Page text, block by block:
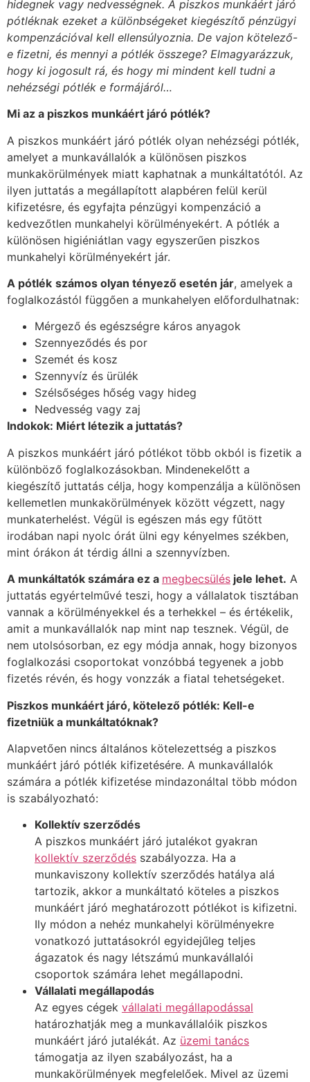
hidegnek vagy nedvességnek. A piszkos munkáért járó
pótléknak ezeket a különbségeket kiegészítő pénzügyi
kompenzációval kell ellensúlyoznia. De vajon kötelező-
e fizetni, és mennyi a pótlék összege? Elmagyarázzuk,
hogy ki jogosult rá, és hogy mi mindent kell tudni a
nehézségi pótlék e formájáról…
Mi az a piszkos munkáért járó pótlék?
A piszkos munkáért járó pótlék olyan nehézségi pótlék,
amelyet a munkavállalók a különösen piszkos
munkakörülmények miatt kaphatnak a munkáltatótól. Az
ilyen juttatás a megállapított alapbéren felül kerül
kifizetésre, és egyfajta pénzügyi kompenzáció a
kedvezőtlen munkahelyi körülményekért. A pótlék a
különösen higiéniátlan vagy egyszerűen piszkos
munkahelyi körülményekért jár.
A pótlék számos olyan tényező esetén jár, amelyek a
foglalkozástól függően a munkahelyen előfordulhatnak:
Mérgező és egészségre káros anyagok
Szennyeződés és por
Szemét és kosz
Szennyvíz és ürülék
Szélsőséges hőség vagy hideg
Nedvesség vagy zaj
Indokok: Miért létezik a juttatás?
A piszkos munkáért járó pótlékot több okból is fizetik a
különböző foglalkozásokban. Mindenekelőtt a
kiegészítő juttatás célja, hogy kompenzálja a különösen
kellemetlen munkakörülmények között végzett, nagy
munkaterhelést. Végül is egészen más egy fűtött
irodában napi nyolc órát ülni egy kényelmes székben,
mint órákon át térdig állni a szennyvízben.
A munkáltatók számára ez a megbecsülés jele lehet. A
juttatás egyértelművé teszi, hogy a vállalatok tisztában
vannak a körülményekkel és a terhekkel – és értékelik,
amit a munkavállalók nap mint nap tesznek. Végül, de
nem utolsósorban, ez egy módja annak, hogy bizonyos
foglalkozási csoportokat vonzóbbá tegyenek a jobb
fizetés révén, és hogy vonzzák a fiatal tehetségeket.
Piszkos munkáért járó, kötelező pótlék: Kell-e
fizetniük a munkáltatóknak?
Alapvetően nincs általános kötelezettség a piszkos
munkáért járó pótlék kifizetésére. A munkavállalók
számára a pótlék kifizetése mindazonáltal több módon
is szabályozható:
Kollektív szerződés
A piszkos munkáért járó jutalékot gyakran
kollektív szerződés szabályozza. Ha a
munkaviszony kollektív szerződés hatálya alá
tartozik, akkor a munkáltató köteles a piszkos
munkáért járó meghatározott pótlékot is kifizetni.
Ily módon a nehéz munkahelyi körülményekre
vonatkozó juttatásokról egyidejűleg teljes
ágazatok és nagy létszámú munkavállalói
csoportok számára lehet megállapodni.
Vállalati megállapodás
Az egyes cégek vállalati megállapodással
határozhatják meg a munkavállalóik piszkos
munkáért járó jutalékát. Az üzemi tanács
támogatja az ilyen szabályozást, ha a
munkakörülmények megfelelőek. Mivel az üzemi